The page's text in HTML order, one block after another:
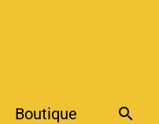
Boutique